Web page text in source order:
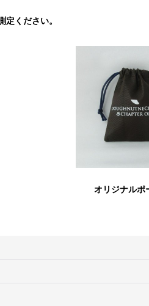
ください。
オリジナルポ